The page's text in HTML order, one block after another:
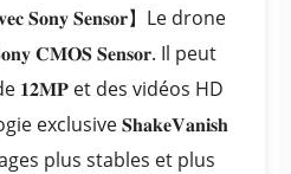
𝐒𝐨𝐧𝐲 𝐒𝐞𝐧𝐬𝐨𝐫】Le drone
𝐂𝐌𝐎𝐒 𝐒𝐞𝐧𝐬𝐨𝐫. Il peut
𝟏𝟐𝐌𝐏 et des vidéos HD
exclusive 𝐒𝐡𝐚𝐤𝐞𝐕𝐚𝐧𝐢𝐬𝐡
plus stables et plus